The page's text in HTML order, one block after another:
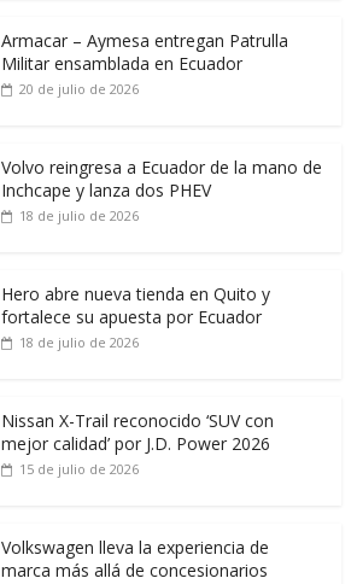
Armacar – Aymesa entregan Patrulla
Militar ensamblada en Ecuador
20 de julio de 2026
Volvo reingresa a Ecuador de la mano de
Inchcape y lanza dos PHEV
18 de julio de 2026
Hero abre nueva tienda en Quito y
fortalece su apuesta por Ecuador
18 de julio de 2026
Nissan X-Trail reconocido ‘SUV con
mejor calidad’ por J.D. Power 2026
15 de julio de 2026
Volkswagen lleva la experiencia de
marca más allá de concesionarios